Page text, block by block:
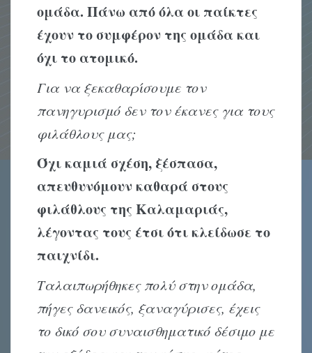
ομάδα. Πάνω από όλα οι παίκτες
έχουν το συμφέρον της ομάδα και
όχι το ατομικό.
Για να ξεκαθαρίσουμε τον
πανηγυρισμό δεν τον έκανες για τους
φιλάθλους μας;
Όχι καμιά σχέση, ξέσπασα,
απευθυνόμουν καθαρά στους
φιλάθλους της Καλαμαριάς,
λέγοντας τους έτσι ότι κλείδωσε το
παιχνίδι.
Ταλαιπωρήθηκες πολύ στην ομάδα,
πήγες δανεικός, ξαναγύρισες, έχεις
το δικό σου συναισθηματικό δέσιμο με